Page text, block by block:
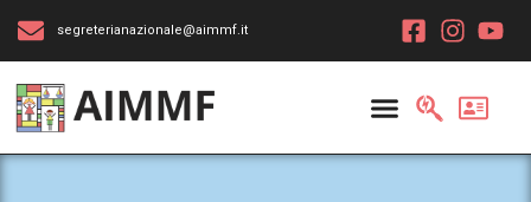
segreterianazionale@aimmf.it